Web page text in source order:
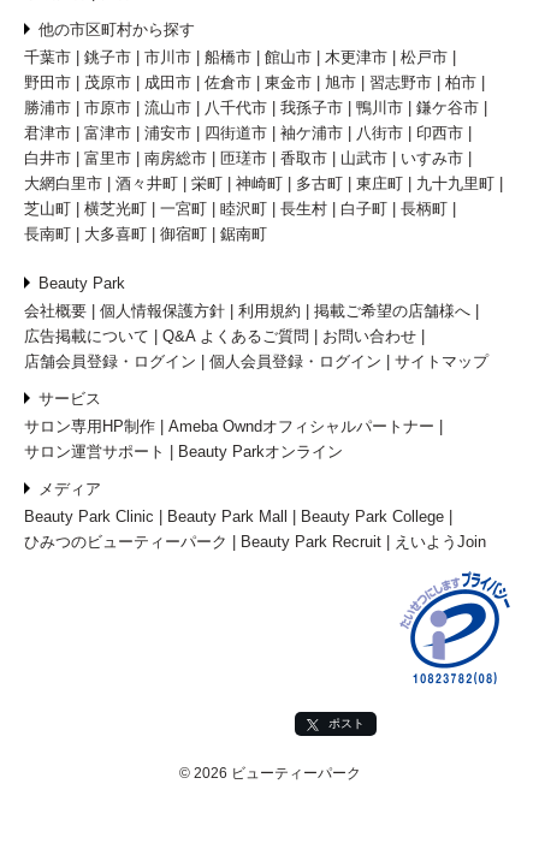
他の市区町村から探す
千葉市
銚子市 市川市 船橋市 館山市 木更津市
松戸市
野田市
茂原市 成田市 佐倉市 東金市 旭市 習志野市
柏市
勝浦市
市原市 流山市 八千代市 我孫子市 鴨川市
鎌ケ谷市
君津市
富津市 浦安市 四街道市 袖ケ浦市 八街市
印西市
白井市
富里市 南房総市 匝瑳市 香取市 山武市
いすみ市
大網白里市
酒々井町 栄町 神崎町 多古町 東庄町
九十九里町
芝山町
横芝光町 一宮町 睦沢町 長生村 白子町
長柄町
長南町
大多喜町 御宿町 鋸南町
Beauty Park
会社概要
個人情報保護方針 利用規約
掲載ご希望の店舗様へ
広告掲載について
Q&A よくあるご質問
お問い合わせ
店舗会員登録・ログイン
個人会員登録・ログイン サイトマップ
サービス
サロン専用HP制作
Ameba Owndオフィシャルパートナー
サロン運営サポート
Beauty Parkオンライン
メディア
Beauty Park Clinic
Beauty Park Mall
Beauty Park College
ひみつのビューティーパーク
Beauty Park Recruit えいようJoin
ポスト
© 2026 ビューティーパーク